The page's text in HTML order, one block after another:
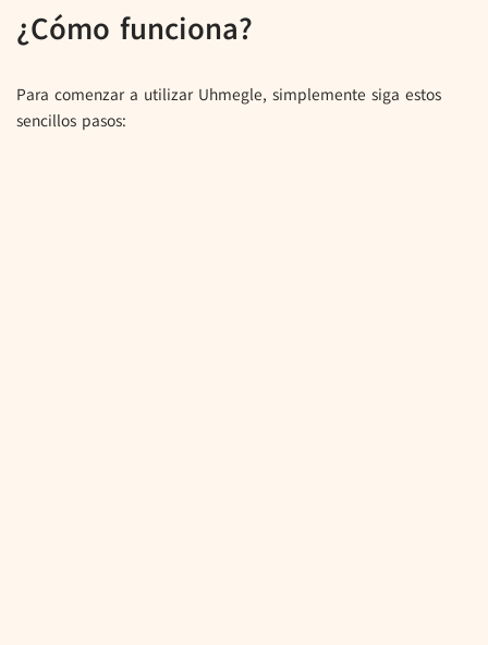
¿Cómo funciona?
Para comenzar a utilizar Uhmegle, simplemente siga estos
sencillos pasos: